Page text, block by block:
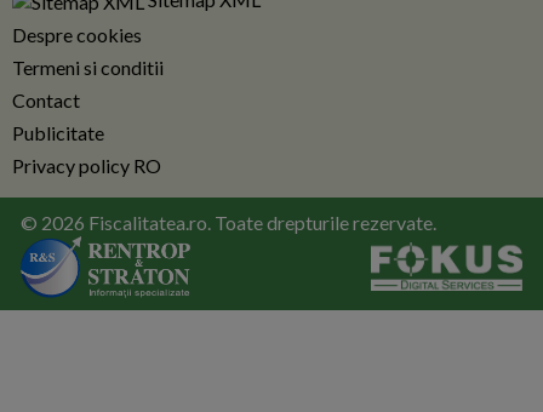
Despre cookies
Termeni si conditii
Contact
Publicitate
Privacy policy RO
© 2026 Fiscalitatea.ro. Toate drepturile rezervate.